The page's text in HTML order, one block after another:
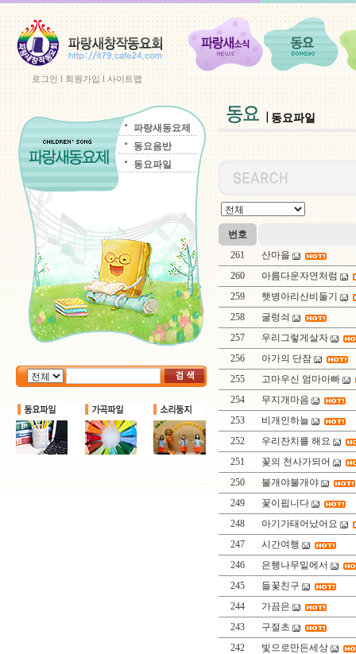
로그인l 회원가입l사이트맵
파랑새동요제
동요음반
동요파일
동요파일
번호
261
산마을
260
아름다운자연처럼
259
햇병아리산비둘기
258
굴렁쇠
257
우리그렇게살자
256
아가의 단잠
255
고마우신 엄마아빠
254
무지개마음
253
비개인하늘
252
우리잔치를 해요
251
꽃의 천사가되어
250
불개야불개야
249
꽃이핍니다
248
아기가태어났어요
247
시간여행
246
은행나무밑에서
245
들꽃친구
244
가끔은
243
구절초
242
빛으로만든세상